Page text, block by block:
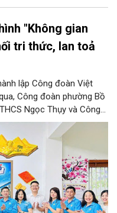
"Không gian
tri thức, lan toả
lập Công đoàn Việt
Công đoàn phường Bồ
Ngọc Thụy và Công
Lễ ra mắt Mô hình